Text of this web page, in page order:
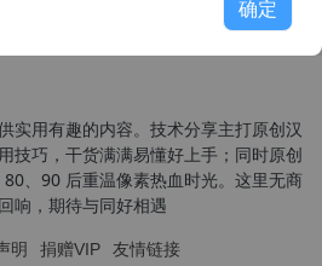
实用有趣的内容。技术分享主打原创汉
技巧，干货满满易懂好上手；同时原创
、90 后重温像素热血时光。这里无商
响，期待与同好相遇
明 捐赠VIP 友情链接
确定